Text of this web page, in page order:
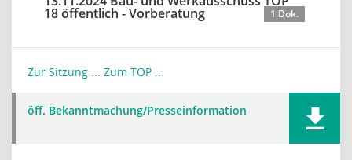
18 öffentlich - Vorberatung 1 Dok.
Zur Sitzung ... Zum TOP ...
öff. Bekanntmachung/Presseinformation